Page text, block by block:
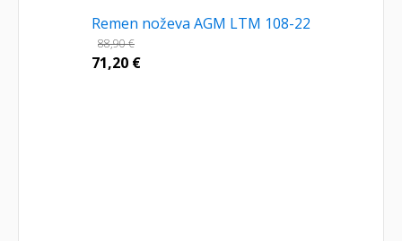
Remen noževa AGM LTM 108-22
88,90€
71,20 €